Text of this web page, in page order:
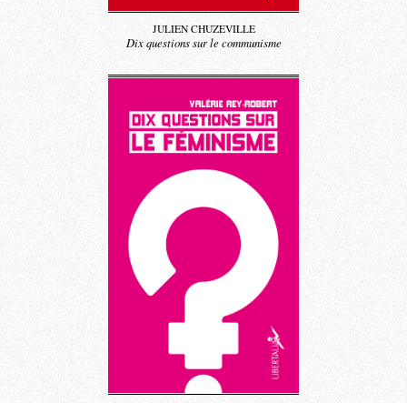
JULIEN CHUZEVILLE
Dix questions sur le communisme